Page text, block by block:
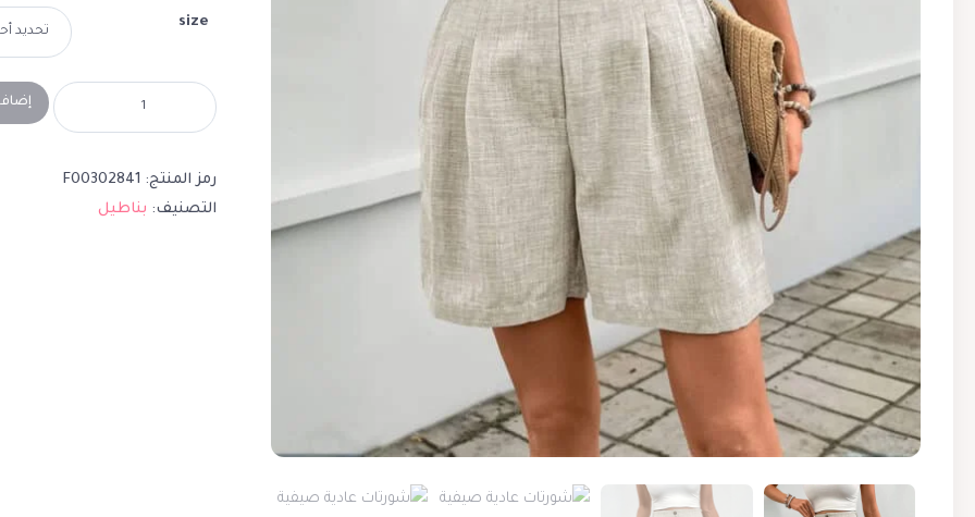
size
رمز المنتج: F00302841
التصنيف: بناطيل